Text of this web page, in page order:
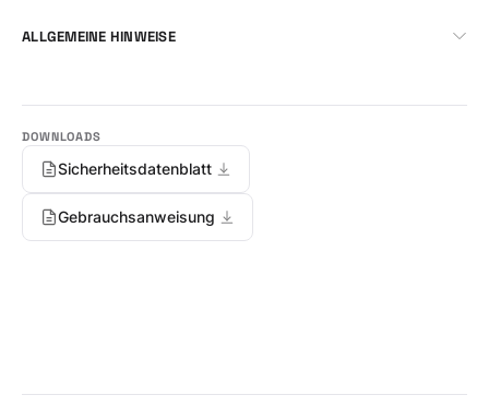
ALLGEMEINE HINWEISE
Sicherheitsdatenblatt
Gebrauchsanweisung